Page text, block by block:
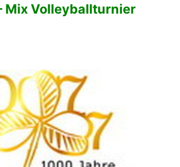
Mix Volleyballturnier